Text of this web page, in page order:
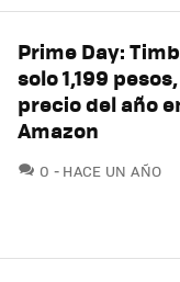
Prime Day:
solo 1,199
precio del año
Amazon
0 COMENTARIOS
HACE UN AÑO